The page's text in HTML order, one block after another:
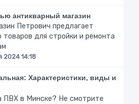
антикварный магазин
Петрович предлагает
товаров для стройки и ремонта
2024 14:18
Характеристики, виды и
ПВХ в Минске? Не смотрите